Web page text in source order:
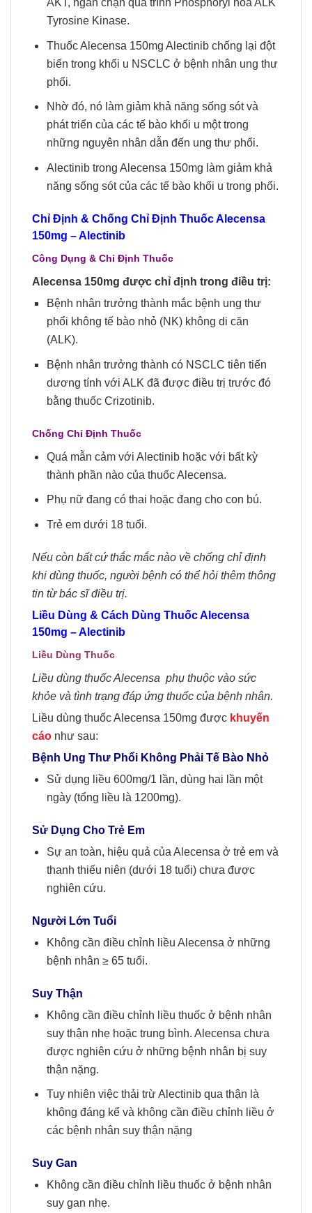
AKT, ngăn chặn quá trình Phosphoryl hóa ALK
Tyrosine Kinase.
Thuốc Alecensa 150mg Alectinib chống lại đột
biến trong khối u NSCLC ở bệnh nhân ung thư
phổi.
Nhờ đó, nó làm giảm khả năng sống sót và
phát triển của các tế bào khối u một trong
những nguyên nhân dẫn đến ung thư phổi.
Alectinib trong Alecensa 150mg làm giảm khả
năng sống sót của các tế bào khối u trong phổi.
Chỉ Định & Chống Chỉ Định Thuốc Alecensa
150mg – Alectinib
Công Dụng & Chỉ Định Thuốc
Alecensa 150mg được chỉ định trong điều trị:
Bệnh nhân trưởng thành mắc bệnh ung thư
phổi không tế bào nhỏ (NK) không di căn
(ALK).
Bệnh nhân trưởng thành có NSCLC tiên tiến
dương tính với ALK đã được điều trị trước đó
bằng thuốc Crizotinib.
Chống Chỉ Định Thuốc
Quá mẫn cảm với Alectinib hoặc với bất kỳ
thành phần nào của thuốc Alecensa.
Phụ nữ đang có thai hoặc đang cho con bú.
Trẻ em dưới 18 tuổi.
Nếu còn bất cứ thắc mắc nào về chống chỉ định
khi dùng thuốc, người bệnh có thể hỏi thêm thông
tin từ bác sĩ điều trị.
Liều Dùng & Cách Dùng Thuốc Alecensa
150mg – Alectinib
Liều Dùng Thuốc
Liều dùng thuốc Alecensa phụ thuộc vào sức
khỏe và tình trạng đáp ứng thuốc của bệnh nhân.
Liều dùng thuốc Alecensa 150mg được khuyến
cáo như sau:
Bệnh Ung Thư Phổi Không Phải Tế Bào Nhỏ
Sử dụng liều 600mg/1 lần, dùng hai lần một
ngày (tổng liều là 1200mg).
Sử Dụng Cho Trẻ Em
Sự an toàn, hiệu quả của Alecensa ở trẻ em và
thanh thiếu niên (dưới 18 tuổi) chưa được
nghiên cứu.
Người Lớn Tuổi
Không cần điều chỉnh liều Alecensa ở những
bệnh nhân ≥ 65 tuổi.
Suy Thận
Không cần điều chỉnh liều thuốc ở bệnh nhân
suy thận nhẹ hoặc trung bình. Alecensa chưa
được nghiên cứu ở những bệnh nhân bị suy
thận nặng.
Tuy nhiên việc thải trừ Alectinib qua thận là
không đáng kể và không cần điều chỉnh liều ở
các bệnh nhân suy thận nặng
Suy Gan
Không cần điều chỉnh liều thuốc ở bệnh nhân
suy gan nhẹ.